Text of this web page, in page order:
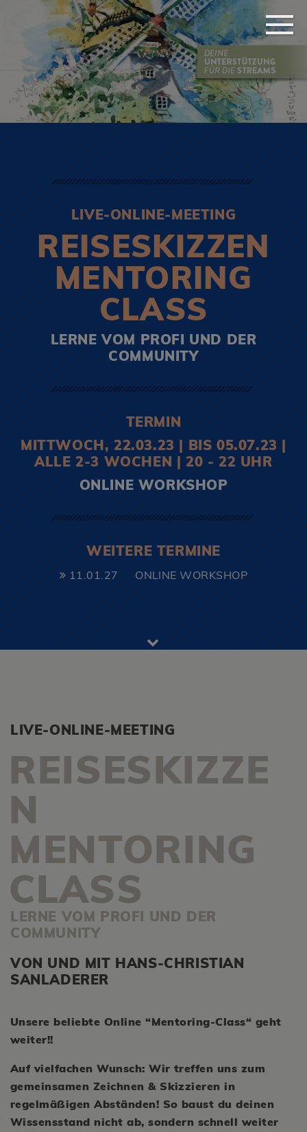
LIVE-ONLINE-MEETING
REISESKIZZEN
MENTORING
CLASS
LERNE VOM PROFI UND DER
COMMUNITY
TERMIN
MITTWOCH, 22.03.23 | BIS 05.07.23 |
ALLE 2-3 WOCHEN | 20 - 22 UHR
ONLINE WORKSHOP
WEITERE TERMINE
11.01.27 ONLINE WORKSHOP
LIVE-ONLINE-MEETING
REISESKIZZE
N
MENTORING
CLASS
LERNE VOM PROFI UND DER
COMMUNITY
VON UND MIT HANS-CHRISTIAN
SANLADERER
Unsere beliebte Online “Mentoring-Class“ geht
weiter!!
Auf vielfachen Wunsch: Wir treffen uns zum
gemeinsamen Zeichnen & Skizzieren in
regelmäßigen Abständen! So baust du deinen
Wissensstand nicht ab, sondern schnell weiter